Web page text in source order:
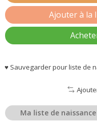
Ajouter à la
♥ Sauvegarder pour liste de
Ma liste de